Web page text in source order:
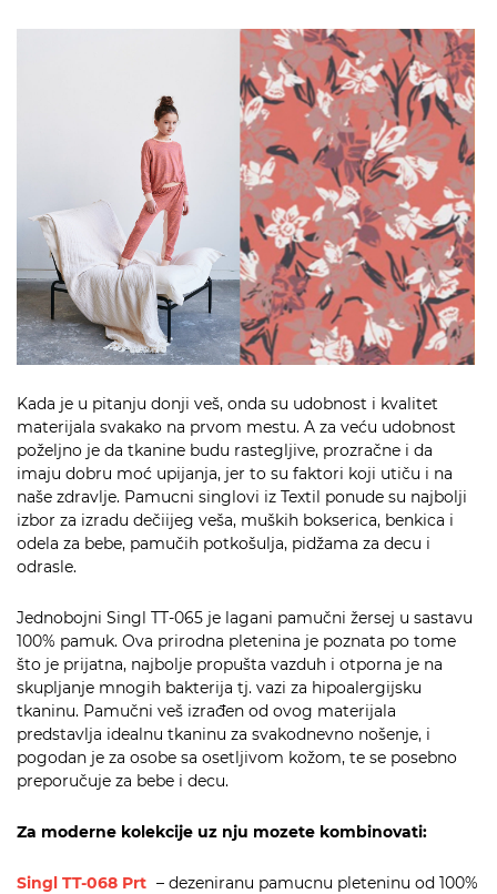
Kada je u pitanju donji veš, onda su udobnost i kvalitet
materijala svakako na prvom mestu. A za veću udobnost
poželjno je da tkanine budu rastegljive, prozračne i da
imaju dobru moć upijanja, jer to su faktori koji utiču i na
naše zdravlje. Pamucni singlovi iz Textil ponude su najbolji
izbor za izradu dečiijeg veša, muških bokserica, benkica i
odela za bebe, pamučih potkošulja, pidžama za decu i
odrasle.
Jednobojni Singl TT-065 je lagani pamučni žersej u sastavu
100% pamuk. Ova prirodna pletenina je poznata po tome
što je prijatna, najbolje propušta vazduh i otporna je na
skupljanje mnogih bakterija tj. vazi za hipoalergijsku
tkaninu. Pamučni veš izrađen od ovog materijala
predstavlja idealnu tkaninu za svakodnevno nošenje, i
pogodan je za osobe sa osetljivom kožom, te se posebno
preporučuje za bebe i decu.
Za moderne kolekcije uz nju mozete kombinovati:
Singl TT-068 Prt – dezeniranu pamucnu pleteninu od 100%